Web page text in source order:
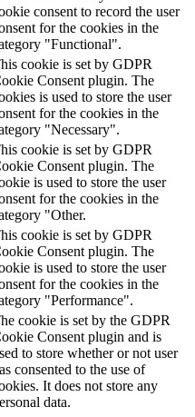
consent to record the user
for the cookies in the
"Functional".
cookie is set by GDPR
Consent plugin. The
is used to store the user
for the cookies in the
"Necessary".
cookie is set by GDPR
Consent plugin. The
is used to store the user
for the cookies in the
"Other.
cookie is set by GDPR
Consent plugin. The
is used to store the user
for the cookies in the
"Performance".
cookie is set by the GDPR
Consent plugin and is
to store whether or not user
consented to the use of
It does not store any
data.